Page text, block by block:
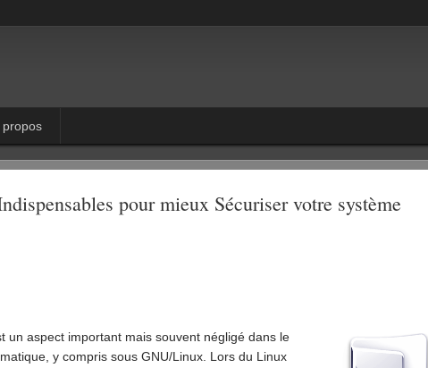
propos
pour mieux Sécuriser votre système
un aspect important mais souvent négligé dans le
y compris sous GNU/Linux. Lors du Linux